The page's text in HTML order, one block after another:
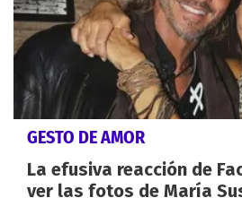
GESTO DE AMOR
La efusiva reacción de
ver las fotos de María